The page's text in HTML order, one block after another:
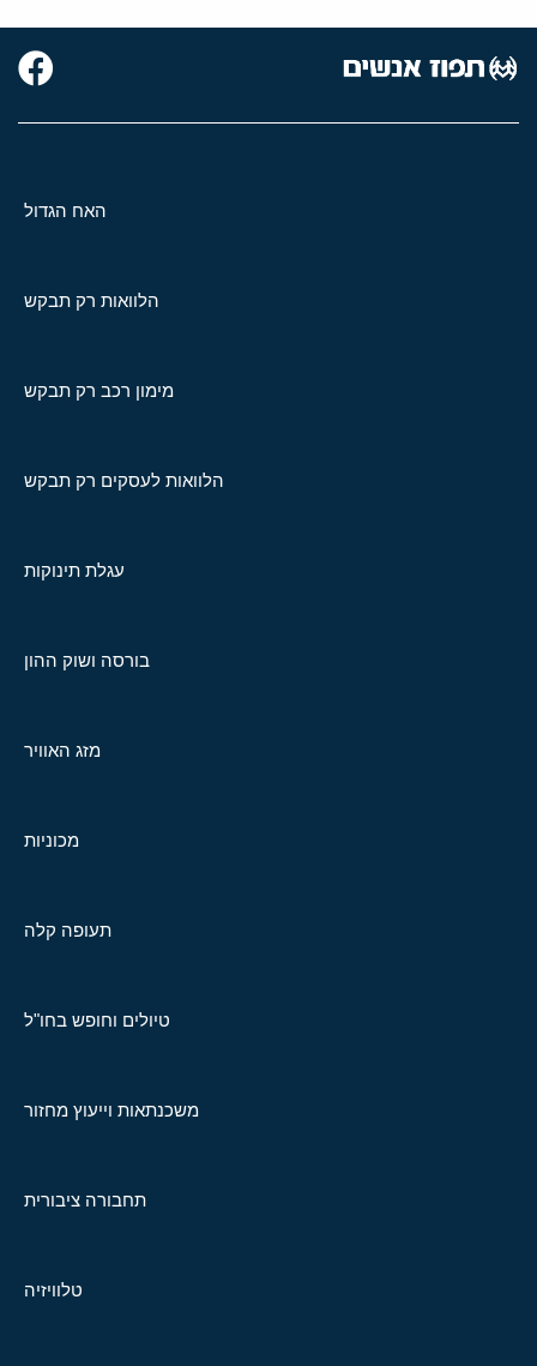
האח הגדול
הלוואות רק תבקש
מימון רכב רק תבקש
הלוואות לעסקים רק תבקש
עגלת תינוקות
בורסה ושוק ההון
מזג האוויר
מכוניות
תעופה קלה
טיולים וחופש בחו"ל
משכנתאות וייעוץ מחזור
תחבורה ציבורית
טלוויזיה